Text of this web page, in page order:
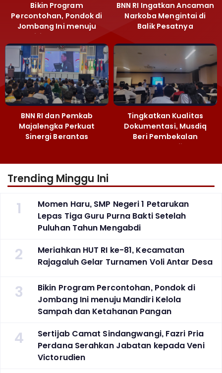
Bikin Program
Percontohan, Pondok di
Jombang Ini menuju
Mandiri Kelola Sampah
dan Ketahanan Pangan
BNN RI Ingatkan Ancaman
Narkoba Mengintai di
Balik Pesatnya
Majalengka
BNN RI dan Pemkab
Majalengka Perkuat
Sinergi Berantas
Tingkatkan Kualitas
Dokumentasi, Musdiq
Beri Pembekalan
Fotografi ‎
Trending Minggu Ini
1
Momen Haru, SMP Negeri 1 Petarukan
Lepas Tiga Guru Purna Bakti Setelah
Puluhan Tahun Mengabdi
2
Meriahkan HUT RI ke-81, Kecamatan
Rajagaluh Gelar Turnamen Voli Antar Desa
3
Bikin Program Percontohan, Pondok di
Jombang Ini menuju Mandiri Kelola
Sampah dan Ketahanan Pangan
4
Sertijab Camat Sindangwangi, Fazri Pria
Perdana Serahkan Jabatan kepada Veni
Victorudien